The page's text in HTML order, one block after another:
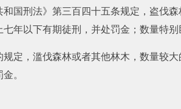
和国刑法》第三百四十五条规定，盗伐
年以下有期徒刑，并处罚金；数量特
规定，滥伐森林或者其他林木，数量较
。